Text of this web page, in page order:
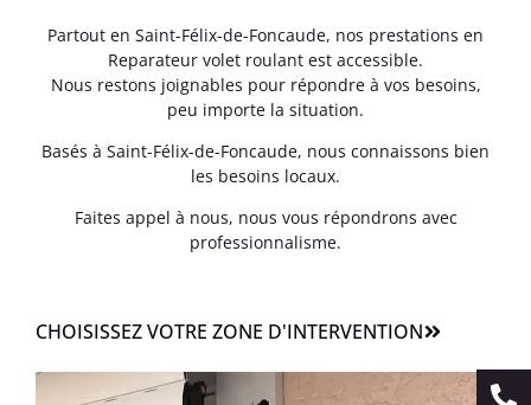
Partout en Saint-Félix-de-Foncaude, nos prestations en
Reparateur volet roulant est accessible.
Nous restons joignables pour répondre à vos besoins,
peu importe la situation.
Basés à Saint-Félix-de-Foncaude, nous connaissons bien
les besoins locaux.
Faites appel à nous, nous vous répondrons avec
professionnalisme.
CHOISISSEZ VOTRE ZONE D'INTERVENTION